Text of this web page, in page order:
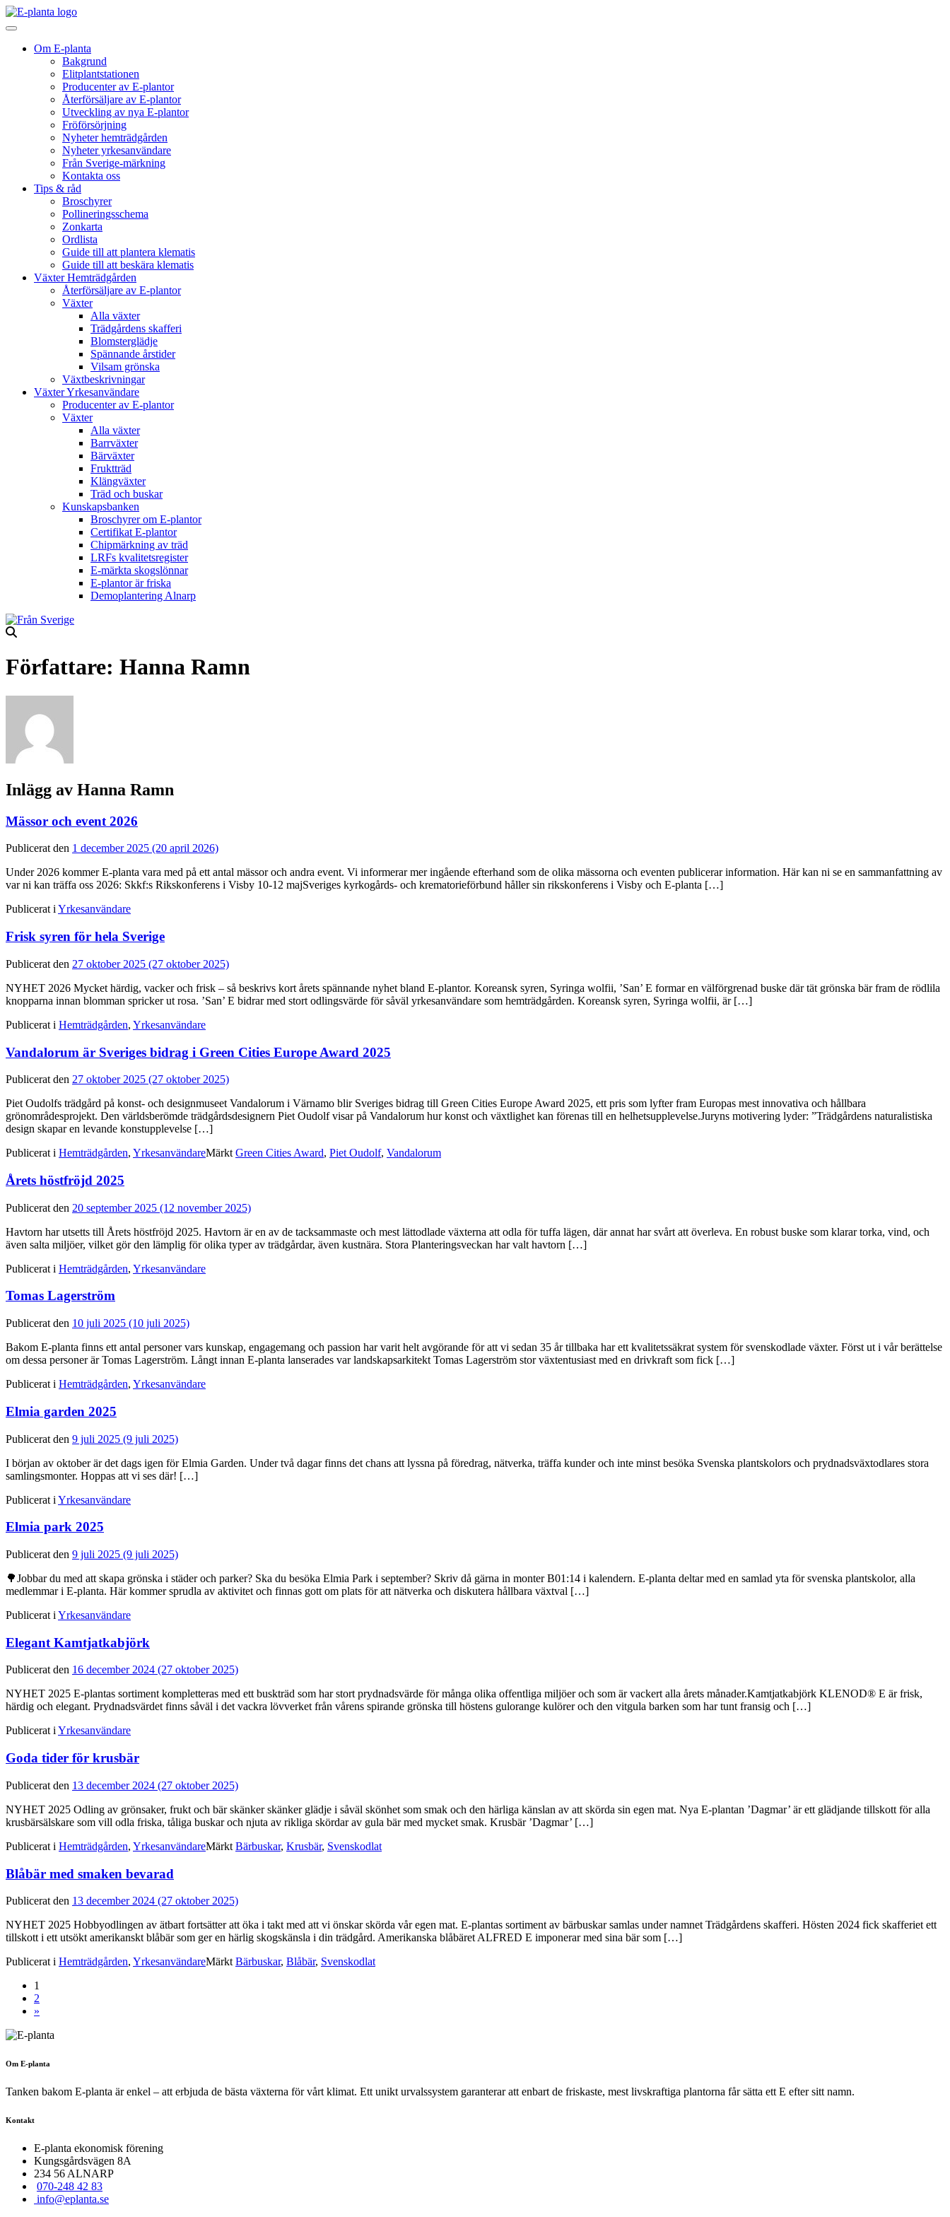
Hoppa till innehåll
Huvudnavigering
Om E-planta
Bakgrund
Elitplantstationen
Producenter av E-plantor
Återförsäljare av E-plantor
Utveckling av nya E-plantor
Fröförsörjning
Nyheter hemträdgården
Nyheter yrkesanvändare
Från Sverige-märkning
Kontakta oss
Tips & råd
Broschyrer
Pollineringsschema
Zonkarta
Ordlista
Guide till att plantera klematis
Guide till att beskära klematis
Växter Hemträdgården
Återförsäljare av E-plantor
Växter
Alla växter
Trädgårdens skafferi
Blomsterglädje
Spännande årstider
Vilsam grönska
Växtbeskrivningar
Växter Yrkesanvändare
Producenter av E-plantor
Växter
Alla växter
Barrväxter
Bärväxter
Fruktträd
Klängväxter
Träd och buskar
Kunskapsbanken
Broschyrer om E-plantor
Certifikat E-plantor
Chipmärkning av träd
LRFs kvalitetsregister
E-märkta skogslönnar
E-plantor är friska
Demoplantering Alnarp
Författare: Hanna Ramn
Inlägg av Hanna Ramn
Mässor och event 2026
Publicerat den 1 december 2025 (20 april 2026)
Under 2026 kommer E-planta vara med på ett antal mässor och andra event. Vi informerar mer ingående efterhand som de olika mässorna och eventen publicerar information. Här kan ni se en sammanfattning av
var ni kan träffa oss 2026: Skkf:s Rikskonferens i Visby 10-12 majSveriges kyrkogårds- och krematorieförbund håller sin rikskonferens i Visby och E-planta […]
Publicerat iYrkesanvändare
Frisk syren för hela Sverige
Publicerat den 27 oktober 2025 (27 oktober 2025)
NYHET 2026 Mycket härdig, vacker och frisk – så beskrivs kort årets spännande nyhet bland E-plantor. Koreansk syren, Syringa wolfii, ’San’ E formar en välförgrenad buske där tät grönska bär fram de rödlila
knopparna innan blomman spricker ut rosa. ’San’ E bidrar med stort odlingsvärde för såväl yrkesanvändare som hemträdgården. Koreansk syren, Syringa wolfii, är […]
Publicerat i Hemträdgården, Yrkesanvändare
Vandalorum är Sveriges bidrag i Green Cities Europe Award 2025
Publicerat den 27 oktober 2025 (27 oktober 2025)
Piet Oudolfs trädgård på konst- och designmuseet Vandalorum i Värnamo blir Sveriges bidrag till Green Cities Europe Award 2025, ett pris som lyfter fram Europas mest innovativa och hållbara
grönområdesprojekt. Den världsberömde trädgårdsdesignern Piet Oudolf visar på Vandalorum hur konst och växtlighet kan förenas till en helhetsupplevelse.Juryns motivering lyder: ”Trädgårdens naturalistiska
design skapar en levande konstupplevelse […]
Publicerat i Hemträdgården, YrkesanvändareMärkt Green Cities Award, Piet Oudolf, Vandalorum
Årets höstfröjd 2025
Publicerat den 20 september 2025 (12 november 2025)
Havtorn har utsetts till Årets höstfröjd 2025. Havtorn är en av de tacksammaste och mest lättodlade växterna att odla för tuffa lägen, där annat har svårt att överleva. En robust buske som klarar torka, vind, och
även salta miljöer, vilket gör den lämplig för olika typer av trädgårdar, även kustnära. Stora Planteringsveckan har valt havtorn […]
Publicerat i Hemträdgården, Yrkesanvändare
Tomas Lagerström
Publicerat den 10 juli 2025 (10 juli 2025)
Bakom E-planta finns ett antal personer vars kunskap, engagemang och passion har varit helt avgörande för att vi sedan 35 år tillbaka har ett kvalitetssäkrat system för svenskodlade växter. Först ut i vår berättelse
om dessa personer är Tomas Lagerström. Långt innan E-planta lanserades var landskapsarkitekt Tomas Lagerström stor växtentusiast med en drivkraft som fick […]
Publicerat i Hemträdgården, Yrkesanvändare
Elmia garden 2025
Publicerat den 9 juli 2025 (9 juli 2025)
I början av oktober är det dags igen för Elmia Garden. Under två dagar finns det chans att lyssna på föredrag, nätverka, träffa kunder och inte minst besöka Svenska plantskolors och prydnadsväxtodlares stora
samlingsmonter. Hoppas att vi ses där! […]
Publicerat i Yrkesanvändare
Elmia park 2025
Publicerat den 9 juli 2025 (9 juli 2025)
🌳Jobbar du med att skapa grönska i städer och parker? Ska du besöka Elmia Park i september? Skriv då gärna in monter B01:14 i kalendern. E-planta deltar med en samlad yta för svenska plantskolor, alla
medlemmar i E-planta. Här kommer sprudla av aktivitet och finnas gott om plats för att nätverka och diskutera hållbara växtval […]
Publicerat i Yrkesanvändare
Elegant Kamtjatkabjörk
Publicerat den 16 december 2024 (27 oktober 2025)
NYHET 2025 E-plantas sortiment kompletteras med ett buskträd som har stort prydnadsvärde för många olika offentliga miljöer och som är vackert alla årets månader.Kamtjatkabjörk KLENOD® E är frisk,
härdig och elegant. Prydnadsvärdet finns såväl i det vackra lövverket från vårens spirande grönska till höstens gulorange kulörer och den vitgula barken som har tunt fransig och […]
Publicerat iYrkesanvändare
Goda tider för krusbär
Publicerat den 13 december 2024 (27 oktober 2025)
NYHET 2025 Odling av grönsaker, frukt och bär skänker skänker glädje i såväl skönhet som smak och den härliga känslan av att skörda sin egen mat. Nya E-plantan ’Dagmar’ är ett glädjande tillskott för alla
krusbärsälskare som vill odla friska, tåliga buskar och njuta av rikliga skördar av gula bär med mycket smak. Krusbär ’Dagmar’ […]
Publicerat i Hemträdgården, YrkesanvändareMärkt Bärbuskar, Krusbär, Svenskodlat
Blåbär med smaken bevarad
Publicerat den 13 december 2024 (27 oktober 2025)
NYHET 2025 Hobbyodlingen av ätbart fortsätter att öka i takt med att vi önskar skörda vår egen mat. E-plantas sortiment av bärbuskar samlas under namnet Trädgårdens skafferi. Hösten 2024 fick skafferiet ett
tillskott i ett utsökt amerikanskt blåbär som ger en härlig skogskänsla i din trädgård. Amerikanska blåbäret ALFRED E imponerar med sina bär som […]
Publicerat i Hemträdgården, YrkesanvändareMärkt Bärbuskar, Blåbär, Svenskodlat
Inläggsnavigering
1
2
»
Om E-planta
Tanken bakom E-planta är enkel – att erbjuda de bästa växterna för vårt klimat. Ett unikt urvalssystem garanterar att enbart de friskaste, mest livskraftiga plantorna får sätta ett E efter sitt namn.
Kontakt
E-planta ekonomisk förening
Kungsgårdsvägen 8A
234 56 ALNARP
070-248 42 83
info@eplanta.se